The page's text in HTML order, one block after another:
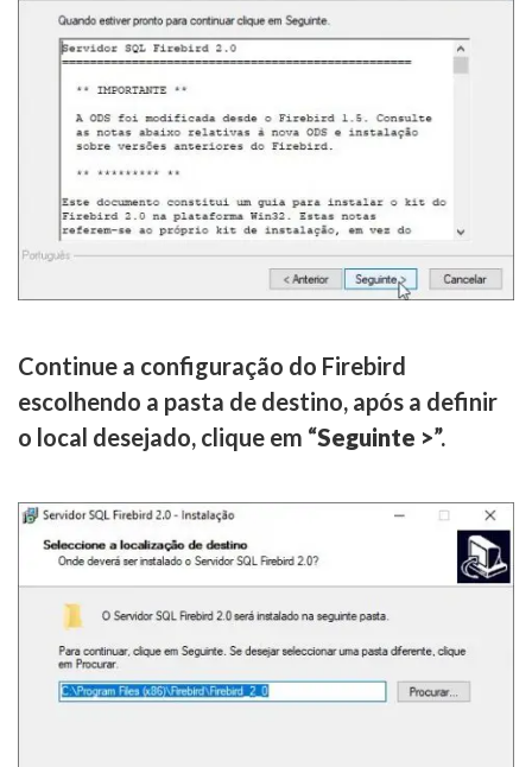
Continue a configuração do Firebird
escolhendo a pasta de destino, após a definir
o local desejado, clique em “Seguinte >”.